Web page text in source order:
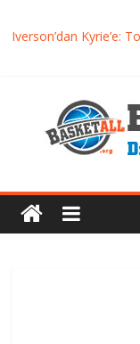
Basketbolda Şut
Iverson’dan Kyrie’e:
Dünyanın En İyi
Basketbolcu
Yaklaşımlar